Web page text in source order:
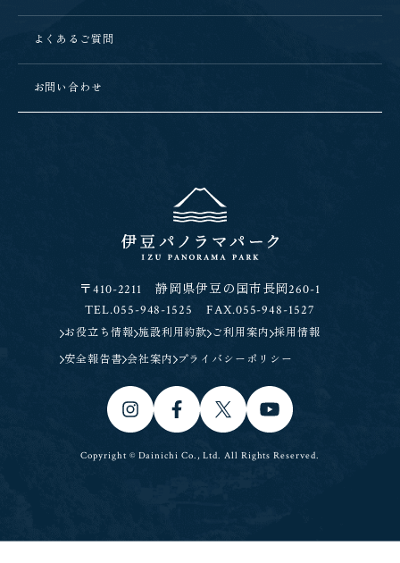
よくあるご質問
お問い合わせ
〒410-2211 静岡県伊豆の国市長岡260-1
TEL.055-948-1525 FAX.055-948-1527
お役立ち情報 施設利用約款 ご利用案内 採用情報
安全報告書 会社案内 プライバシーポリシー
Copyright © Dainichi Co., Ltd. All Rights Reserved.